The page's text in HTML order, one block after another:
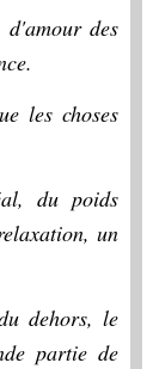
des
les choses
du poids
un
dehors, le
partie de